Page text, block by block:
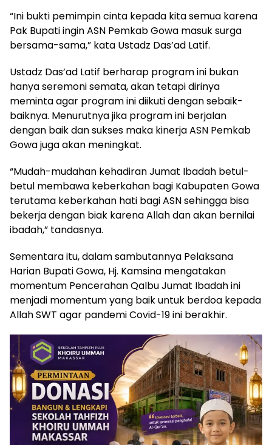
“Ini bukti pemimpin cinta kepada kita semua karena
Pak Bupati ingin ASN Pemkab Gowa masuk surga
bersama-sama,” kata Ustadz Das’ad Latif.
Ustadz Das’ad Latif berharap program ini bukan
hanya seremoni semata, akan tetapi dirinya
meminta agar program ini diikuti dengan sebaik-
baiknya. Menurutnya jika program ini berjalan
dengan baik dan sukses maka kinerja ASN Pemkab
Gowa juga akan meningkat.
“Mudah-mudahan kehadiran Jumat Ibadah betul-
betul membawa keberkahan bagi Kabupaten Gowa
terutama keberkahan hati bagi ASN sehingga bisa
bekerja dengan biak karena Allah dan akan bernilai
ibadah,” tandasnya.
Sementara itu, dalam sambutannya Pelaksana
Harian Bupati Gowa, Hj. Kamsina mengatakan
momentum Pencerahan Qalbu Jumat Ibadah ini
menjadi momentum yang baik untuk berdoa kepada
Allah SWT agar pandemi Covid-19 ini berakhir.